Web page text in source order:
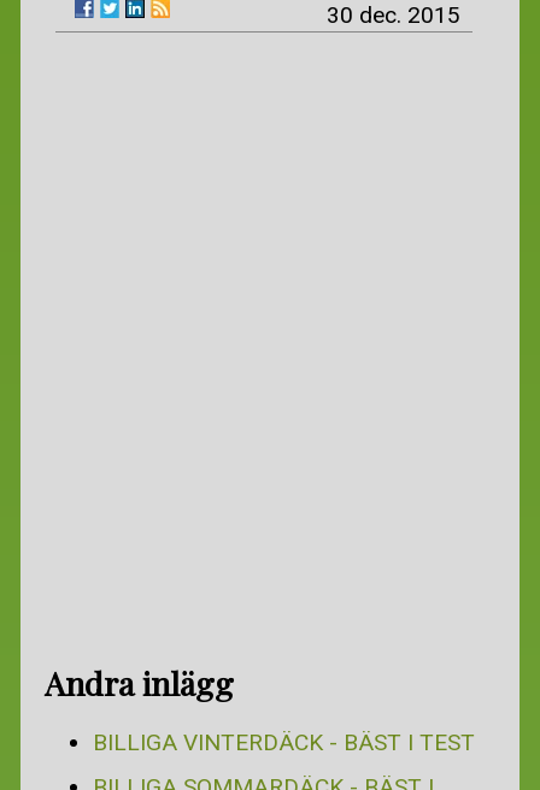
30 dec. 2015
Andra inlägg
BILLIGA VINTERDÄCK - BÄST I TEST